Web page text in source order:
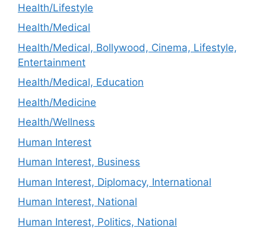
Health/Lifestyle
Health/Medical
Health/Medical, Bollywood, Cinema, Lifestyle,
Entertainment
Health/Medical, Education
Health/Medicine
Health/Wellness
Human Interest
Human Interest, Business
Human Interest, Diplomacy, International
Human Interest, National
Human Interest, Politics, National